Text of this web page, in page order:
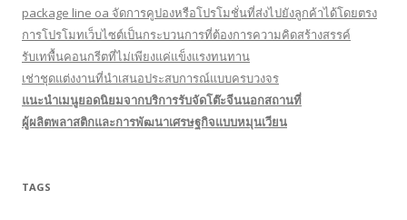
package line oa จัดการคูปองหรือโปรโมชั่นที่ส่งไปยังลูกค้าได้โดยตรง
การโปรโมทเว็บไซต์เป็นกระบวนการที่ต้องการความคิดสร้างสรรค์
รับเทพื้นคอนกรีตที่ไม่เพียงแค่แข็งแรงทนทาน
เช่าชุดแต่งงานที่นำเสนอประสบการณ์แบบครบวงจร
แนะนำเมนูยอดนิยมจากบริการรับจัดโต๊ะจีนนอกสถานที่
ผู้ผลิตพลาสติกและการพัฒนาเศรษฐกิจแบบหมุนเวียน
TAGS